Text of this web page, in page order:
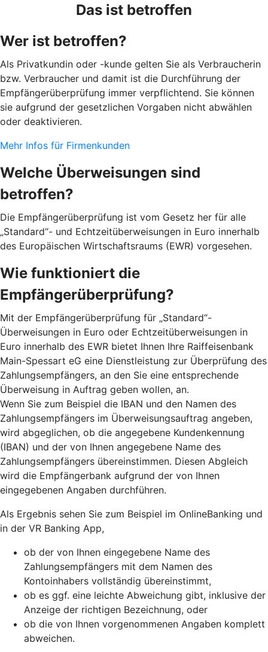
Das ist betroffen
Wer ist betroffen?
Als Privatkundin oder -kunde gelten Sie als Verbraucherin
bzw. Verbraucher und damit ist die Durchführung der
Empfängerüberprüfung immer verpflichtend. Sie können
sie aufgrund der gesetzlichen Vorgaben nicht abwählen
oder deaktivieren.
Mehr Infos für Firmenkunden
Welche Überweisungen sind
betroffen?
Die Empfängerüberprüfung ist vom Gesetz her für alle
„Standard“- und Echtzeitüberweisungen in Euro innerhalb
des Europäischen Wirtschaftsraums (EWR) vorgesehen.
Wie funktioniert die
Empfängerüberprüfung?
Mit der Empfängerüberprüfung für „Standard“-
Überweisungen in Euro oder Echtzeitüberweisungen in
Euro innerhalb des EWR bietet Ihnen Ihre Raiffeisenbank
Main-Spessart eG eine Dienstleistung zur Überprüfung des
Zahlungsempfängers, an den Sie eine entsprechende
Überweisung in Auftrag geben wollen, an.
Wenn Sie zum Beispiel die IBAN und den Namen des
Zahlungsempfängers im Überweisungsauftrag angeben,
wird abgeglichen, ob die angegebene Kundenkennung
(IBAN) und der von Ihnen angegebene Name des
Zahlungsempfängers übereinstimmen. Diesen Abgleich
wird die Empfängerbank aufgrund der von Ihnen
eingegebenen Angaben durchführen.
Als Ergebnis sehen Sie zum Beispiel im OnlineBanking und
in der VR Banking App,
ob der von Ihnen eingegebene Name des
Zahlungsempfängers mit dem Namen des
Kontoinhabers vollständig übereinstimmt,
ob es ggf. eine leichte Abweichung gibt, inklusive der
Anzeige der richtigen Bezeichnung, oder
ob die von Ihnen vorgenommenen Angaben komplett
abweichen.